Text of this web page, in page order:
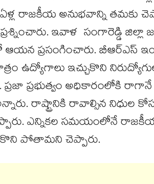
రాజకీయ అనుభవాన్ని తమకు
ఇవాళ సంగారెడ్డి
ప్రసంగించారు. బీఆర్ఎస్
ఉద్యోగాలు ఇచ్చుకొని
ప్రభుత్వం అధికారంలోకి రాగానే
రాష్ట్రానికి రావాల్సిన నిధుల
ఎన్నికల సమయంలోనే
పోతామని చెప్పారు.